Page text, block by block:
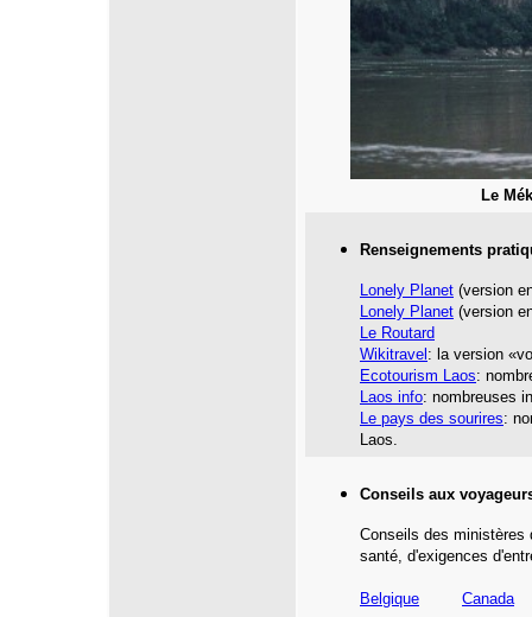
Le
Renseignements
Lonely Planet (version
Lonely Planet (version
Le Routard
Wikitravel : la version
Ecotourism Laos:
Laos info: nombreuses
Le pays des sourires:
Laos.
Conseils aux
Conseils des ministères
santé, d'exigences
Belgique Canada